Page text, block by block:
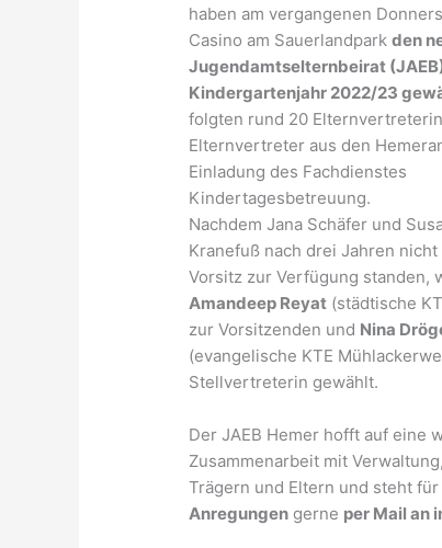
haben am vergangenen
Casino am Sauerlandparkden
Jugendamtselternbeirat
Kindergartenjahr 2022/23
folgten rund 20
Elternvertreter aus den
Einladung des Fachdienstes
Kindertagesbetreuung.
Nachdem Jana Schäfer und
Kranefuß nach drei Jahren
Vorsitz zur Verfügung standen,
Amandeep Reyat (städtische
zur Vorsitzenden und Nina
(evangelische KTE
Stellvertreterin gewählt.
Der JAEB Hemer hofft auf eine
Zusammenarbeit mit
Trägern und Eltern und steht für
Anregungen gerne per Mail an